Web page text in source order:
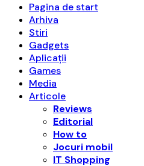
Pagina de start
Arhiva
Stiri
Gadgets
Aplicații
Games
Media
Articole
Reviews
Editorial
How to
Jocuri mobil
IT Shopping